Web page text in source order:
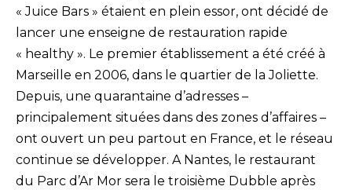
« Juice Bars » étaient en plein essor, ont décidé de
lancer une enseigne de restauration rapide
« healthy ». Le premier établissement a été créé à
Marseille en 2006, dans le quartier de la Joliette.
Depuis, une quarantaine d’adresses –
principalement situées dans des zones d’affaires –
ont ouvert un peu partout en France, et le réseau
continue se développer. A Nantes, le restaurant
du Parc d’Ar Mor sera le troisième Dubble après